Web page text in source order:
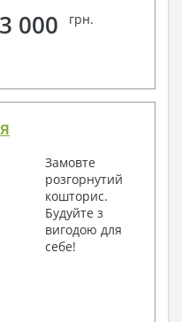
3 000 грн.
Замовте
розгорнутий
кошторис.
Будуйте з
вигодою для
себе!